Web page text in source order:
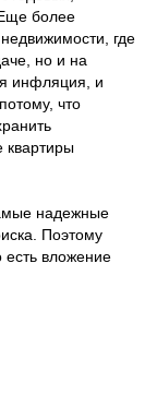
более
где
но и на
инфляция, и
что
квартиры
надежные
Поэтому
есть вложение